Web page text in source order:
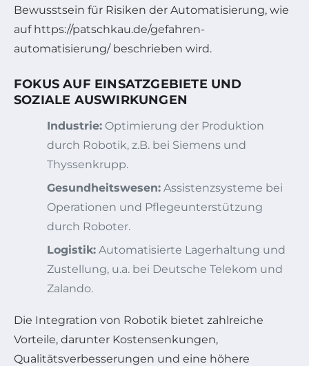
Bewusstsein für Risiken der Automatisierung, wie
auf https://patschkau.de/gefahren-
automatisierung/ beschrieben wird.
FOKUS AUF EINSATZGEBIETE UND
SOZIALE AUSWIRKUNGEN
Industrie: Optimierung der Produktion
durch Robotik, z.B. bei Siemens und
Thyssenkrupp.
Gesundheitswesen: Assistenzsysteme bei
Operationen und Pflegeunterstützung
durch Roboter.
Logistik: Automatisierte Lagerhaltung und
Zustellung, u.a. bei Deutsche Telekom und
Zalando.
Die Integration von Robotik bietet zahlreiche
Vorteile, darunter Kostensenkungen,
Qualitätsverbesserungen und eine höhere